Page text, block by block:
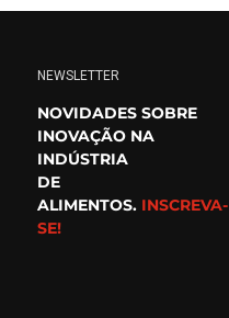
NEWSLETTER
NOVIDADES SOBRE
INOVAÇÃO NA
INDÚSTRIA
DE
ALIMENTOS. INSCREVA-
SE!